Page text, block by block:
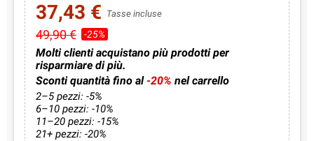
37,43 € Tasse incluse
49,90 € -25%
Molti clienti acquistano più prodotti per
risparmiare di più.
Sconti quantità fino al-20% nel carrello
2–5 pezzi: -5%
6–10 pezzi: -10%
11–20 pezzi: -15%
21+ pezzi: -20%